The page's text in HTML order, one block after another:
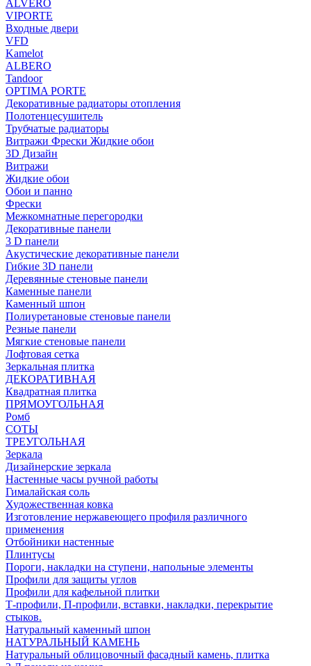
ALVERO
VIPORTE
Входные двери
VFD
Kamelot
ALBERO
Tandoor
OPTIMA PORTE
Декоративные радиаторы отопления
Полотенцесушитель
Трубчатые радиаторы
Витражи Фрески Жидкие обои
3D Дизайн
Витражи
Жидкие обои
Обои и панно
Фрески
Межкомнатные перегородки
Декоративные панели
3 D панели
Акустические декоративные панели
Гибкие 3D панели
Деревянные стеновые панели
Каменные панели
Каменный шпон
Полиуретановые стеновые панели
Резные панели
Мягкие стеновые панели
Лофтовая сетка
Зеркальная плитка
ДЕКОРАТИВНАЯ
Квадратная плитка
ПРЯМОУГОЛЬНАЯ
Ромб
СОТЫ
ТРЕУГОЛЬНАЯ
Зеркала
Дизайнерские зеркала
Настенные часы ручной работы
Гималайская соль
Художественная ковка
Изготовление нержавеющего профиля различного
применения
Отбойники настенные
Плинтусы
Пороги, накладки на ступени, напольные элементы
Профили для защиты углов
Профили для кафельной плитки
Т-профили, П-профили, вставки, накладки, перекрытие
стыков.
Натуральный каменный шпон
НАТУРАЛЬНЫЙ КАМЕНЬ
Натуральный облицовочный фасадный камень, плитка